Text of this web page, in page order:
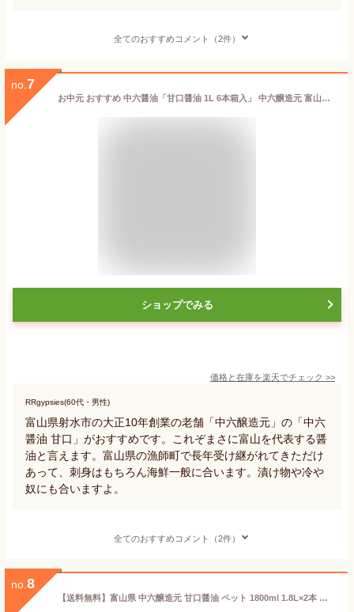
全てのおすすめコメント（2件）
no. 7
お中元 おすすめ 中六醤油「甘口醤油 1L 6本箱入」 中六醸造元 富山のご当地醤油
ショップでみる
価格と在庫を楽天でチェック >>
RRgypsies(60代・男性)
富山県射水市の大正10年創業の老舗「中六醸造元」の「中六
醤油 甘口」がおすすめです。これぞまさに富山を代表する醤
油と言えます。富山県の漁師町で長年受け継がれてきただけ
あって、刺身はもちろん海鮮一般に合います。漬け物や冷や
奴にも合いますよ。
全てのおすすめコメント（2件）
no. 8
【送料無料】富山県 中六醸造元 甘口醤油 ペット 1800ml 1.8L×2本 新湊 魚に合う醤油 なかろく